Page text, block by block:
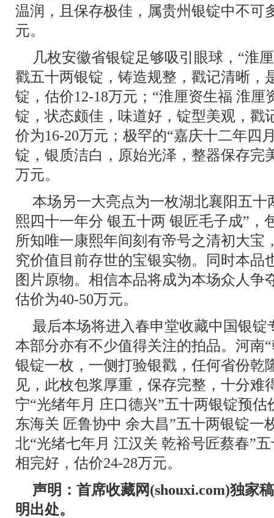
温润，且保存极佳，属贵州银锭中不可
元。
几枚安徽省银锭足够吸引眼球，“淮
戳五十两银锭，铸造规整，戳记清晰，
锭，估价12-18万元；“淮厘资生福 淮厘
锭，状态颇佳，味道好，锭型美观，戳
价为16-20万元；极罕的“嘉庆十二年四
锭，银质洁白，原始光泽，整器保存完
万元。
本场另一大亮点为一枚湖北襄阳五十
熙四十一年分 银五十两 银匠毛子成”，
所知唯一康熙年间刻有帝号之清初大宝
究价值目前存世的宝银实物。同时本品
图片原物。相信本品将成为本场众人争
估价为40-50万元。
最后本场将进入春申堂收藏中国银锭
本部分亦有不少值得关注的拍品。河南
银锭一枚，一侧打验银戳，任何省份乾
见，此枚包浆厚重，保存完整，十分难
宁“光绪年月 庄口德兴”五十两银锭预估
东海关 匠鲁协中 余大昌”五十两银锭一
北“光绪七年月 江汉关 乾裕号匠蔡春”
相完好，估价24-28万元。
声明：首席收藏网(shouxi.com)独家
明出处。